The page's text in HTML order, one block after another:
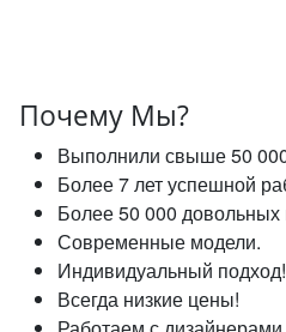
Почему Мы?
Выполнили свыше 50
Более 7 лет успешной
Более 50 000 довольных
Современные модели.
Индивидуальный подход!
Всегда низкие цены!